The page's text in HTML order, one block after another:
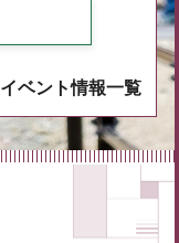
イベント情報一覧